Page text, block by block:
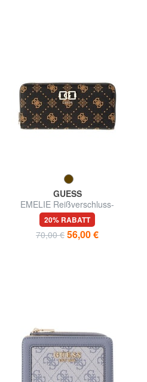
GUESS
EMELIE Reißverschluss-
Geldbörse
20% RABATT
70,00 € 56,00 €